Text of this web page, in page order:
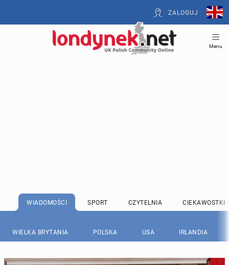
ZALOGUJ
Menu
WIADOMOŚCI SPORT CZYTELNIA CIEKAWOSTKI
WIELKA BRYTANIA POLSKA USA IRLANDIA